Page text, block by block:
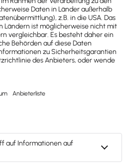
: Beträgt der Gewinn des
als 200.000 Euro, darf bei
Anlagevermögen
Abschreibung noch eine
von 40 Prozent